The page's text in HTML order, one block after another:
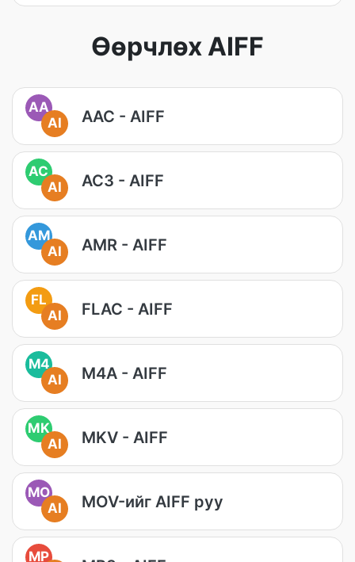
Өөрчлөх AIFF
AA
AI
AAC - AIFF
AC
AI
AC3 - AIFF
AM
AI
AMR - AIFF
FL
AI
FLAC - AIFF
M4
AI
M4A - AIFF
MK
AI
MKV - AIFF
MO
AI
MOV-ийг AIFF руу
MP